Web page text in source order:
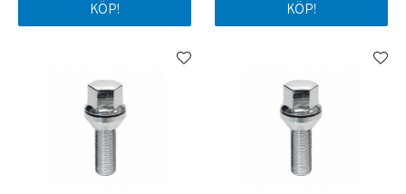
KÖP! KÖP!